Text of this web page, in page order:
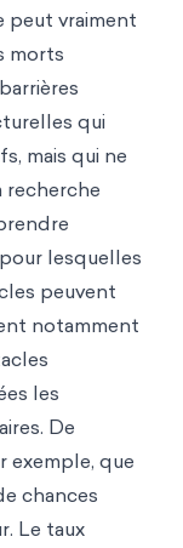
peut vraiment
morts
qui
mais qui ne
recherche
lesquelles
peuvent
notamment
les
De
exemple, que
chances
Le taux